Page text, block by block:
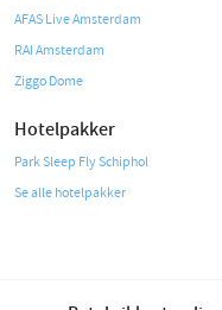
AFAS Live Amsterdam
RAI Amsterdam
Ziggo Dome
Hotelpakker
Park Sleep Fly Schiphol
Se alle hotelpakker